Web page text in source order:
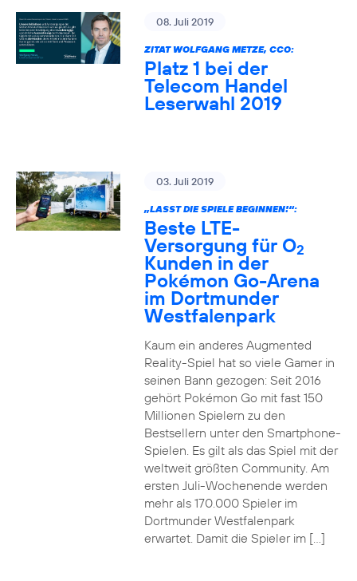
08. Juli 2019
ZITAT WOLFGANG METZE, CCO:
Platz 1 bei der
Telecom Handel
Leserwahl 2019
03. Juli 2019
„LASST DIE SPIELE BEGINNEN!“:
Beste LTE-
Versorgung für O2
Kunden in der
Pokémon Go-Arena
im Dortmunder
Westfalenpark
Kaum ein anderes Augmented
Reality-Spiel hat so viele Gamer in
seinen Bann gezogen: Seit 2016
gehört Pokémon Go mit fast 150
Millionen Spielern zu den
Bestsellern unter den Smartphone-
Spielen. Es gilt als das Spiel mit der
weltweit größten Community. Am
ersten Juli-Wochenende werden
mehr als 170.000 Spieler im
Dortmunder Westfalenpark
erwartet. Damit die Spieler im […]